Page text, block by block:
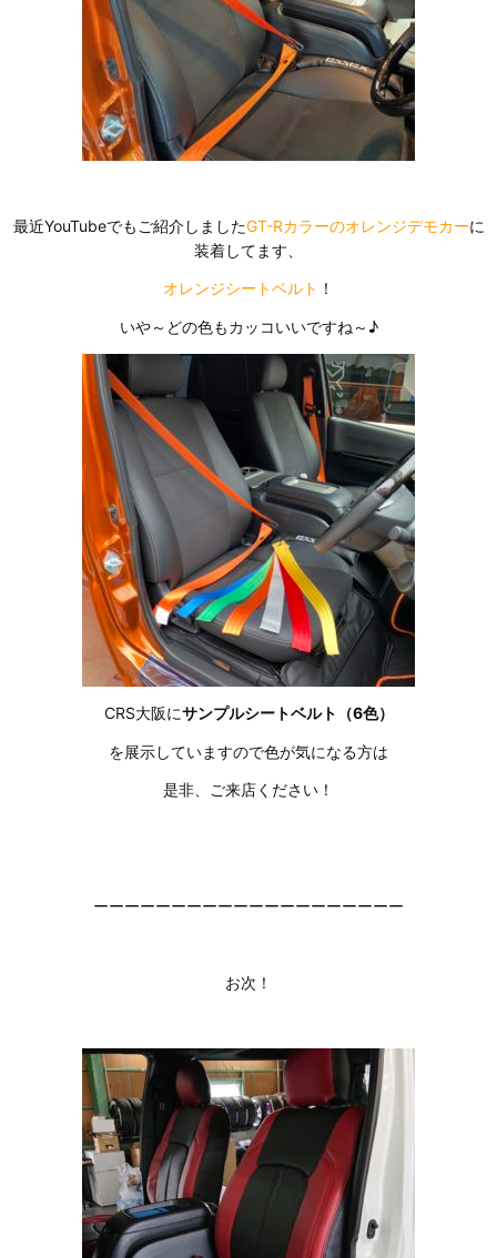
最近YouTubeでもご紹介しましたGT-Rカラーのオレンジデモカーに
装着してます、
オレンジシートベルト ！
いや～どの色もカッコいいですね～♪
CRS大阪にサンプルシートベルト（6色）
を展示していますので色が気になる方は
是非、ご来店ください！
ーーーーーーーーーーーーーーーーーーーー
お次！